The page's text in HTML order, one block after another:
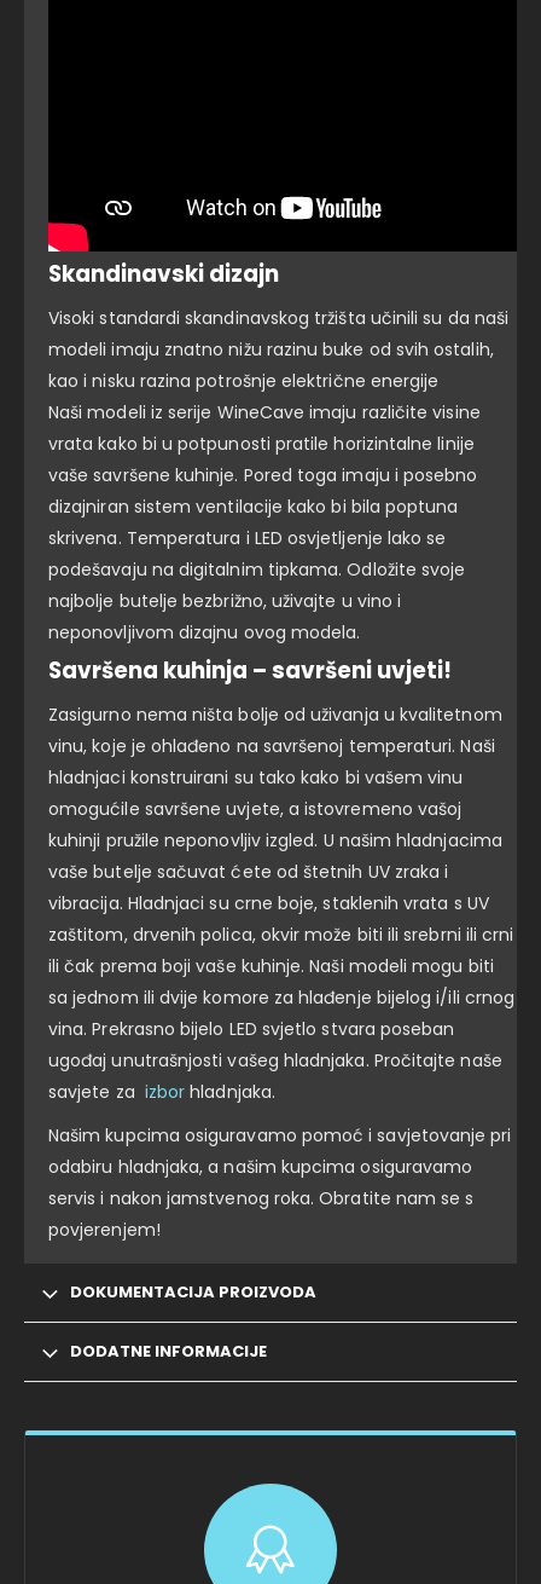
Skandinavski dizajn
Visoki standardi skandinavskog tržišta učinili su da naši
modeli imaju znatno nižu razinu buke od svih ostalih,
kao i nisku razina potrošnje električne energije
Naši modeli iz serije WineCave imaju različite visine
vrata kako bi u potpunosti pratile horizintalne linije
vaše savršene kuhinje. Pored toga imaju i posebno
dizajniran sistem ventilacije kako bi bila poptuna
skrivena. Temperatura i LED osvjetljenje lako se
podešavaju na digitalnim tipkama. Odložite svoje
najbolje butelje bezbrižno, uživajte u vino i
neponovljivom dizajnu ovog modela.
Savršena kuhinja – savršeni uvjeti!
Zasigurno nema ništa bolje od uživanja u kvalitetnom
vinu, koje je ohlađeno na savršenoj temperaturi. Naši
hladnjaci konstruirani su tako kako bi vašem vinu
omogućile savršene uvjete, a istovremeno vašoj
kuhinji pružile neponovljiv izgled. U našim hladnjacima
vaše butelje sačuvat ćete od štetnih UV zraka i
vibracija. Hladnjaci su crne boje, staklenih vrata s UV
zaštitom, drvenih polica, okvir može biti ili srebrni ili crni
ili čak prema boji vaše kuhinje. Naši modeli mogu biti
sa jednom ili dvije komore za hlađenje bijelog i/ili crnog
vina. Prekrasno bijelo LED svjetlo stvara poseban
ugođaj unutrašnjosti vašeg hladnjaka. Pročitajte naše
savjete za izbor hladnjaka.
Našim kupcima osiguravamo pomoć i savjetovanje pri
odabiru hladnjaka, a našim kupcima osiguravamo
servis i nakon jamstvenog roka. Obratite nam se s
povjerenjem!
DOKUMENTACIJA PROIZVODA
DODATNE INFORMACIJE